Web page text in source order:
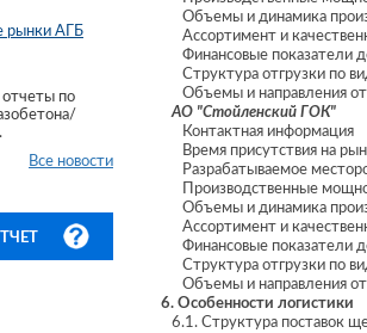
рынки АГБ
по
Все новости
Объемы и динамика
Ассортимент и
Финансовые показатели
Структура отгрузки по
Объемы и направления
АО "Стойленский ГОК"
Контактная информация
Время присутствия на
Разрабатываемое
Производственные
Объемы и динамика
Ассортимент и
Финансовые показатели
Структура отгрузки по
Объемы и направления
6. Особенности логистики
6.1. Структура поставок